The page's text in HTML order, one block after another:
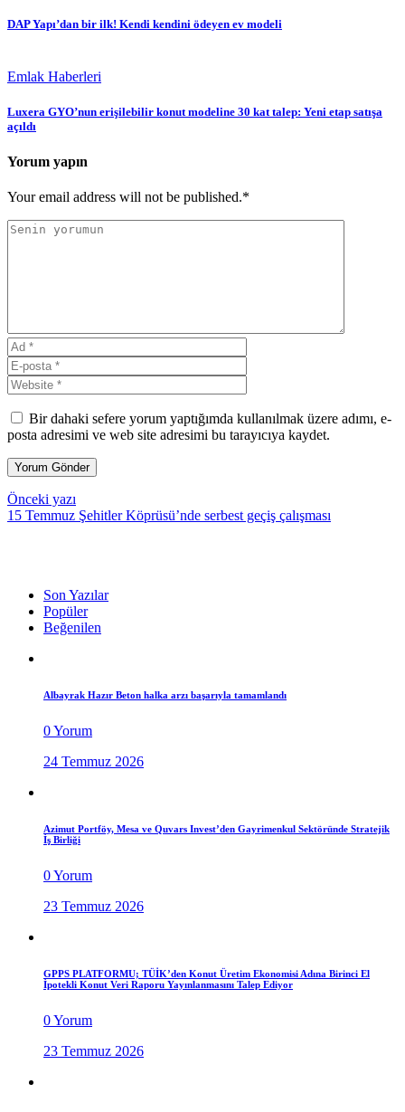
DAP Yapı’dan bir ilk! Kendi kendini ödeyen ev modeli
Emlak Haberleri
Luxera GYO’nun erişilebilir konut modeline 30 kat talep: Yeni etap satışa
açıldı
Yorum yapın
Your email address will not be published.*
Bir dahaki sefere yorum yaptığımda kullanılmak üzere adımı, e-
posta adresimi ve web site adresimi bu tarayıcıya kaydet.
Önceki yazı
15 Temmuz Şehitler Köprüsü’nde serbest geçiş çalışması
Son Yazılar
Popüler
Beğenilen
Albayrak Hazır Beton halka arzı başarıyla tamamlandı
0 Yorum
24 Temmuz 2026
Azimut Portföy, Mesa ve Quvars Invest’den Gayrimenkul Sektöründe Stratejik
İş Birliği
0 Yorum
23 Temmuz 2026
GPPS PLATFORMU; TÜİK’den Konut Üretim Ekonomisi Adına Birinci El
İpotekli Konut Veri Raporu Yayınlanmasını Talep Ediyor
0 Yorum
23 Temmuz 2026